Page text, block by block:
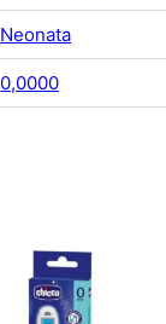
Neonata
0,0000